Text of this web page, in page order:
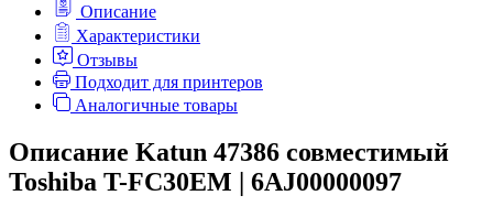
Описание
Характеристики
Отзывы
Подходит для принтеров
Аналогичные товары
Описание Katun 47386 совместимый
Toshiba T-FC30EM | 6AJ00000097